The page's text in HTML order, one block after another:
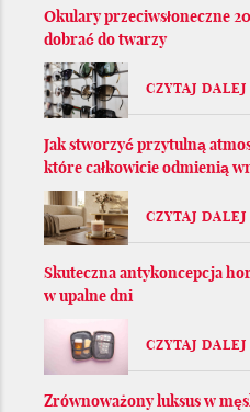
Okulary przeciwsłoneczne
dobrać do twarzy
CZYTAJ DALEJ
Jak stworzyć przytulną
które całkowicie odmienią
CZYTAJ DALEJ
Skuteczna antykoncepcja
w upalne dni
CZYTAJ DALEJ
Zrównoważony luksus w